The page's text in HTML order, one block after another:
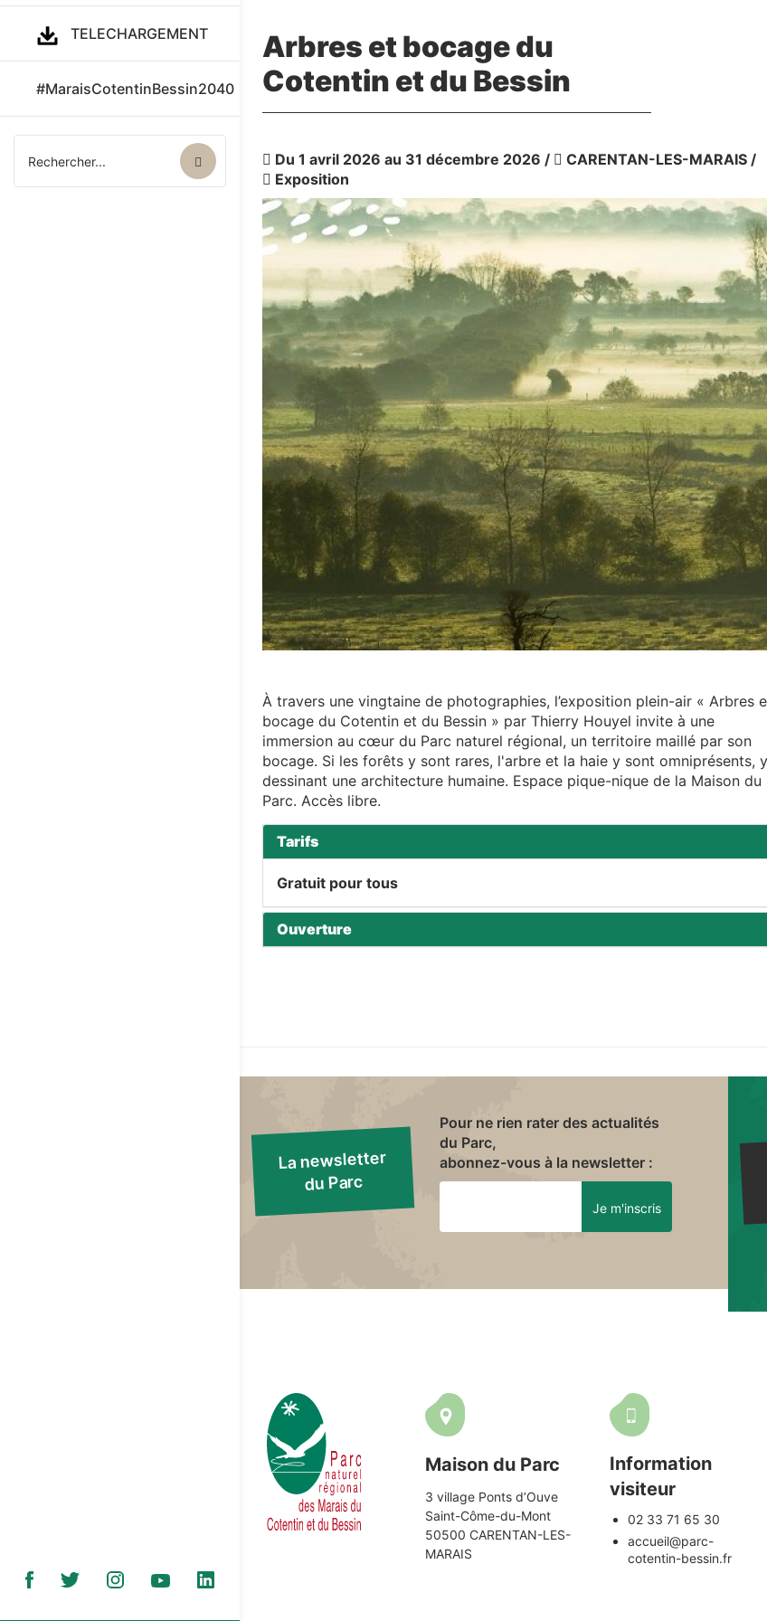
Arbres et bocage du
Cotentin et du Bessin
Du 1 avril 2026 au 31 décembre 2026 / CARENTAN-LES-MARAIS /
Exposition
À travers une vingtaine de photographies, l’exposition plein-air « Arbres
bocage du Cotentin et du Bessin » par Thierry Houyel invite à une
immersion au cœur du Parc naturel régional, un territoire maillé par son
bocage. Si les forêts y sont rares, l'arbre et la haie y sont omniprésents, y
dessinant une architecture humaine. Espace pique-nique de la Maison du
Parc. Accès libre.
Tarifs
Gratuit pour tous
Ouverture
La newsletter
du Parc
Pour ne rien rater des actualités
du Parc,
abonnez-vous à la newsletter :
Maison du Parc
3 village Ponts d’Ouve
Saint-Côme-du-Mont
50500 CARENTAN-LES-
MARAIS
Information
visiteur
02 33 71 65 30
accueil@parc-
cotentin-bessin.fr
TELECHARGEMENT
#MaraisCotentinBessin2040